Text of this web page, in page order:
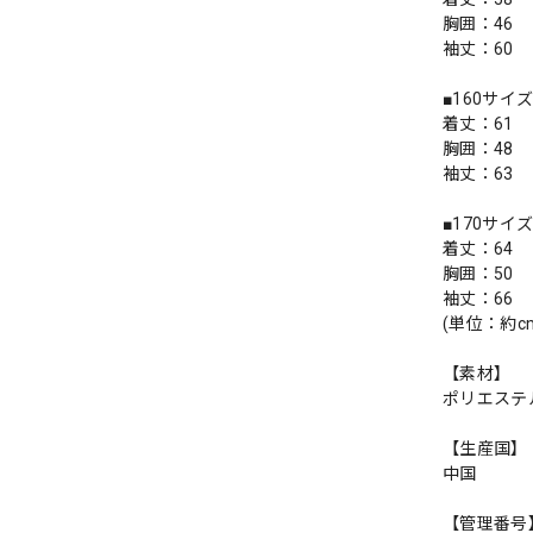
胸囲：46
袖丈：60
■160サイズ
着丈：61
胸囲：48
袖丈：63
■170サイズ
着丈：64
胸囲：50
袖丈：66
(単位：約
【素材】
ポリエステ
【生産国】
中国
【管理番号